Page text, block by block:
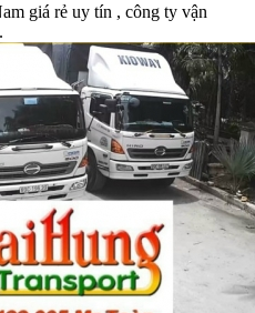
giá rẻ uy tín , công ty vận